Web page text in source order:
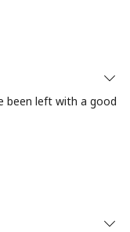
been left with a good